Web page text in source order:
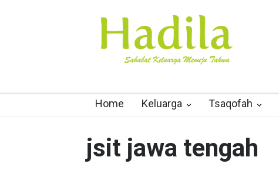
Home Keluarga Tsaqofah
jsit jawa tengah